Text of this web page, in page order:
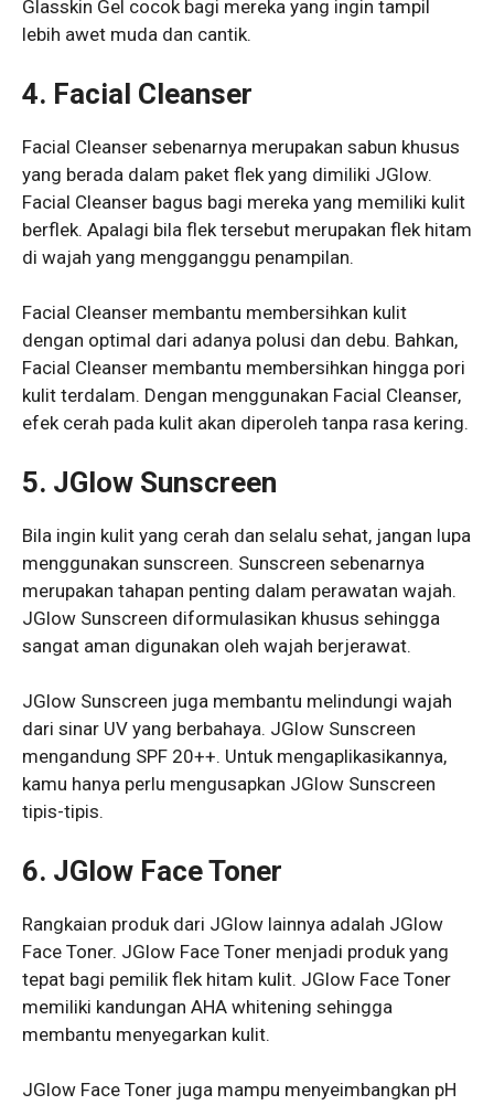
Glasskin Gel cocok bagi mereka yang ingin tampil
lebih awet muda dan cantik.
4. Facial Cleanser
Facial Cleanser sebenarnya merupakan sabun khusus
yang berada dalam paket flek yang dimiliki JGlow.
Facial Cleanser bagus bagi mereka yang memiliki kulit
berflek. Apalagi bila flek tersebut merupakan flek hitam
di wajah yang mengganggu penampilan.
Facial Cleanser membantu membersihkan kulit
dengan optimal dari adanya polusi dan debu. Bahkan,
Facial Cleanser membantu membersihkan hingga pori
kulit terdalam. Dengan menggunakan Facial Cleanser,
efek cerah pada kulit akan diperoleh tanpa rasa kering.
5. JGlow Sunscreen
Bila ingin kulit yang cerah dan selalu sehat, jangan lupa
menggunakan sunscreen. Sunscreen sebenarnya
merupakan tahapan penting dalam perawatan wajah.
JGlow Sunscreen diformulasikan khusus sehingga
sangat aman digunakan oleh wajah berjerawat.
JGlow Sunscreen juga membantu melindungi wajah
dari sinar UV yang berbahaya. JGlow Sunscreen
mengandung SPF 20++. Untuk mengaplikasikannya,
kamu hanya perlu mengusapkan JGlow Sunscreen
tipis-tipis.
6. JGlow Face Toner
Rangkaian produk dari JGlow lainnya adalah JGlow
Face Toner. JGlow Face Toner menjadi produk yang
tepat bagi pemilik flek hitam kulit. JGlow Face Toner
memiliki kandungan AHA whitening sehingga
membantu menyegarkan kulit.
JGlow Face Toner juga mampu menyeimbangkan pH